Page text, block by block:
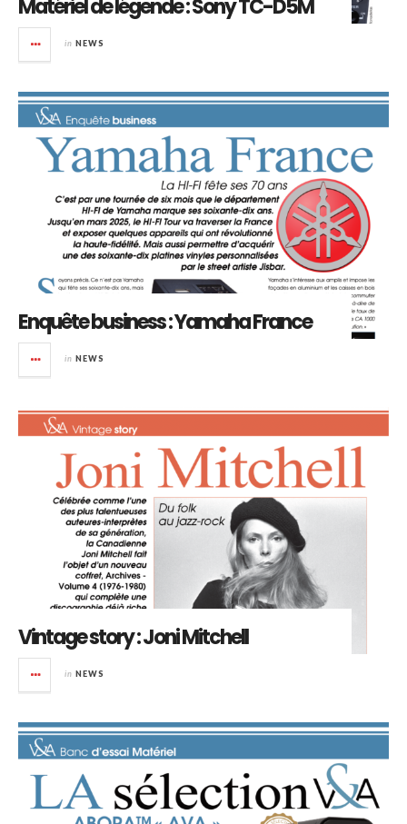
Matériel de légende : Sony TC-D5M
in NEWS
Enquête business : Yamaha France
in NEWS
Vintage story : Joni Mitchell
in NEWS